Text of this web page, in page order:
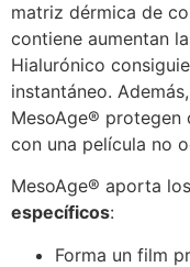
matriz dérmica de
contiene aumentan
Hialurónico
instantáneo.
MesoAge® protegen
con una película no
MesoAge® aporta
específicos:
Forma un film